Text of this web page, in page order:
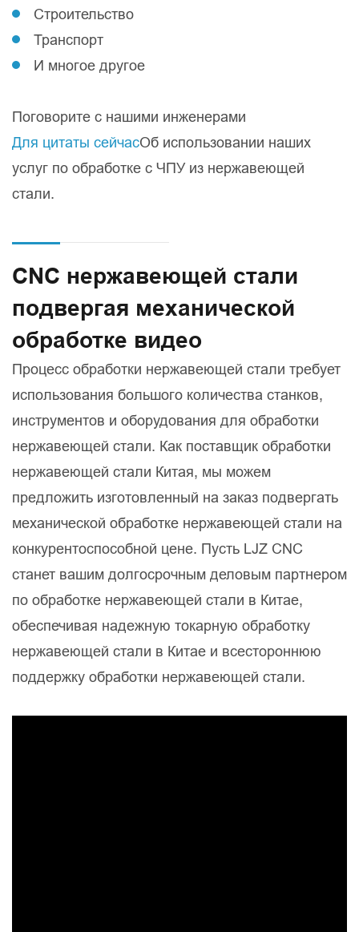
Строительство
Транспорт
И многое другое
Поговорите с нашими инженерами
Для цитаты сейчасОб использовании наших
услуг по обработке с ЧПУ из нержавеющей
стали.
CNC нержавеющей стали
подвергая механической
обработке видео
Процесс обработки нержавеющей стали требует
использования большого количества станков,
инструментов и оборудования для обработки
нержавеющей стали. Как поставщик обработки
нержавеющей стали Китая, мы можем
предложить изготовленный на заказ подвергать
механической обработке нержавеющей стали на
конкурентоспособной цене. Пусть LJZ CNC
станет вашим долгосрочным деловым партнером
по обработке нержавеющей стали в Китае,
обеспечивая надежную токарную обработку
нержавеющей стали в Китае и всестороннюю
поддержку обработки нержавеющей стали.